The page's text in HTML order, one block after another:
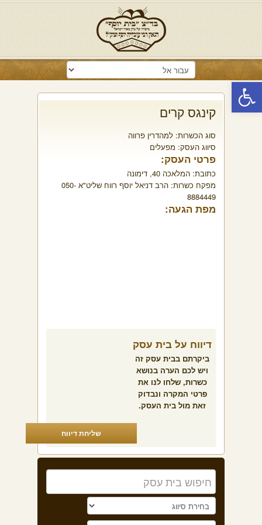
פתח סרגל נגישות
קינגס קרים
סוג הכשרות: למהדרין פרווה
סיווג העסק: מפעלים
פרטי העסק:
כתובת: המלאכה 40, דימונה
מפקח כשרות:
הרב דניאל יוסף רווח שליט"א 050-
8884449
מפת הגעה:
דיווח על בית עסק
ביקרתם בבית עסק זה
ויש לכם הערה בנושא
כשרות, שלחו לנו את
פרטי המקרה ונבדוק
זאת מול בית העסק.
שליחת דיווח